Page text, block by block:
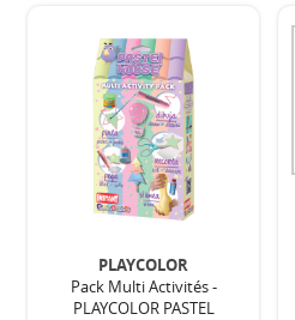
PLAYCOLOR
Pack Multi Activités -
PLAYCOLOR PASTEL